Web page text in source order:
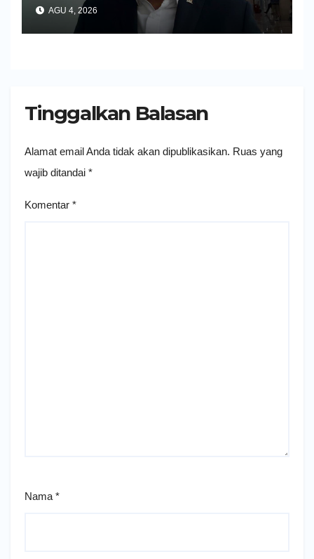
AGU 4, 2026
Tinggalkan Balasan
Alamat email Anda tidak akan dipublikasikan. Ruas yang
wajib ditandai *
Komentar *
Nama *